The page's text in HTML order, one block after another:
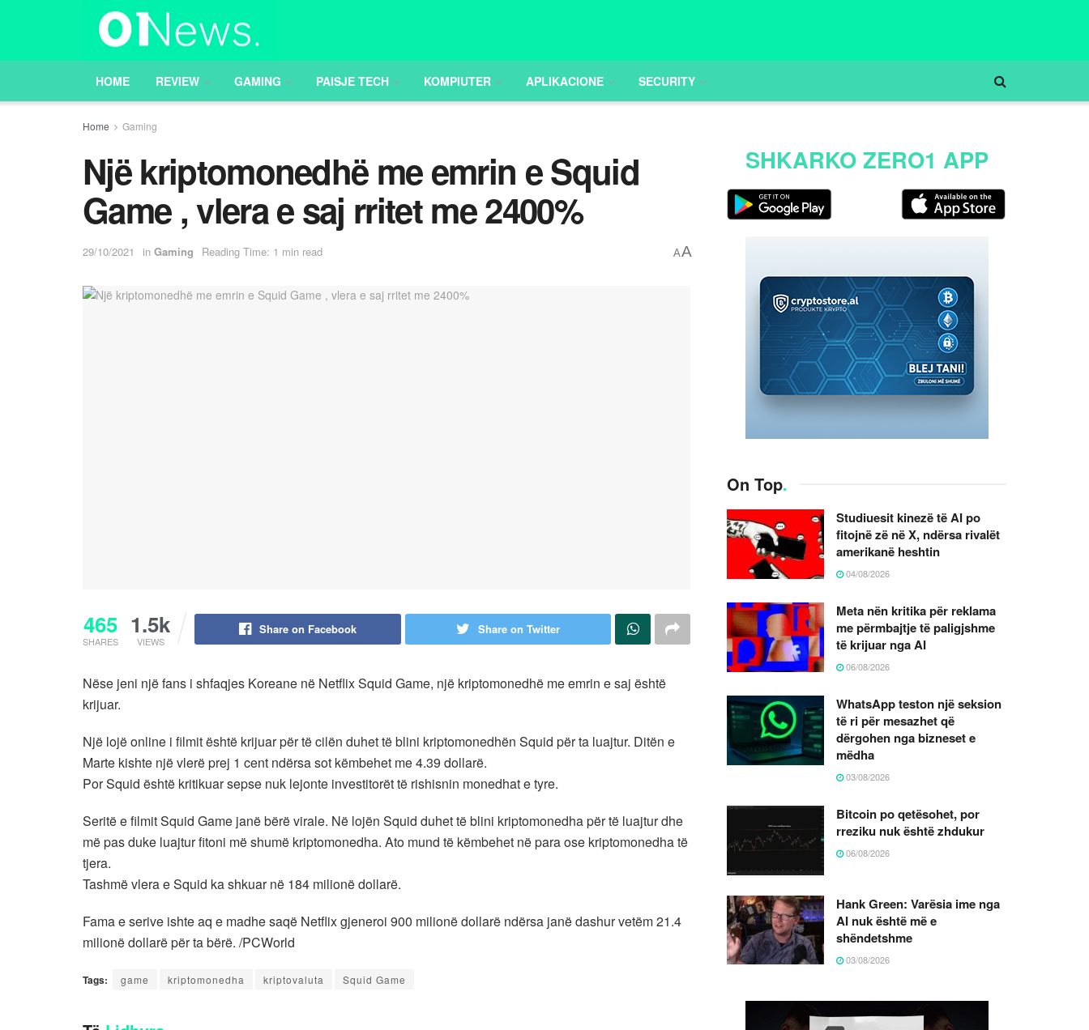
HOME REVIEW GAMING PAISJE TECH KOMPIUTER APLIKACIONE SECURITY
Home Gaming
Një kriptomonedhë me emrin e Squid
Game , vlera e saj rritet me 2400%
29/10/2021 in Gaming Reading Time: 1 min read AA
465
SHARES
1.5k
VIEWS
Share on Facebook Share on Twitter
Nëse jeni një fans i shfaqjes Koreane në Netflix Squid Game, një kriptomonedhë me emrin e saj është
krijuar.
Një lojë online i filmit është krijuar për të cilën duhet të blini kriptomonedhën Squid për ta luajtur. Ditën e
Marte kishte një vlerë prej 1 cent ndërsa sot këmbehet me 4.39 dollarë.
Por Squid është kritikuar sepse nuk lejonte investitorët të rishisnin monedhat e tyre.
Seritë e filmit Squid Game janë bërë virale. Në lojën Squid duhet të blini kriptomonedha për të luajtur dhe
më pas duke luajtur fitoni më shumë kriptomonedha. Ato mund të këmbehet në para ose kriptomonedha të
tjera.
Tashmë vlera e Squid ka shkuar në 184 milionë dollarë.
Fama e serive ishte aq e madhe saqë Netflix gjeneroi 900 milionë dollarë ndërsa janë dashur vetëm 21.4
milionë dollarë për ta bërë. /PCWorld
Tags: game kriptomonedha kriptovaluta Squid Game
SHKARKO ZERO1 APP
On Top.
Studiuesit kinezë të AI po
fitojnë zë në X, ndërsa rivalët
amerikanë heshtin
04/08/2026
Meta nën kritika për reklama
me përmbajtje të paligjshme
të krijuar nga AI
06/08/2026
WhatsApp teston një seksion
të ri për mesazhet që
dërgohen nga bizneset e
mëdha
03/08/2026
Bitcoin po qetësohet, por
rreziku nuk është zhdukur
06/08/2026
Hank Green: Varësia ime nga
AI nuk është më e
shëndetshme
03/08/2026